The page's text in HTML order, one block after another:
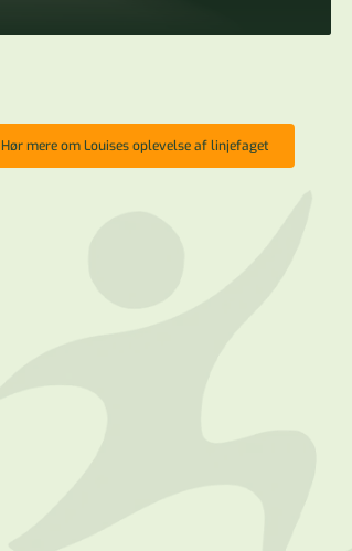
Hør mere om Louises oplevelse af linjefaget